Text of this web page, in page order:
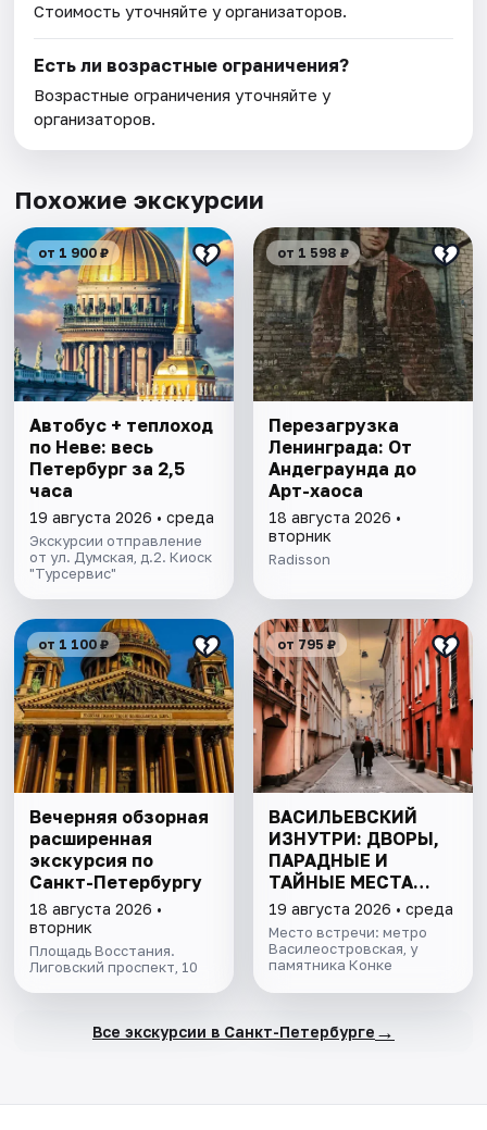
Стоимость уточняйте у организаторов.
Есть ли возрастные ограничения?
Возрастные ограничения уточняйте у
организаторов.
Похожие экскурсии
от 1 900 ₽
Автобус + теплоход
по Неве: весь
Петербург за 2,5
часа
19 августа 2026 • среда
Экскурсии отправление
от ул. Думская, д.2. Киоск
"Турсервис"
от 1 598 ₽
Перезагрузка
Ленинграда: От
Андеграунда до
Арт-хаоса
18 августа 2026 •
вторник
Radisson
от 1 100 ₽
Вечерняя обзорная
расширенная
экскурсия по
Санкт-Петербургу
18 августа 2026 •
вторник
Площадь Восстания.
Лиговский проспект, 10
от 795 ₽
ВАСИЛЬЕВСКИЙ
ИЗНУТРИ: ДВОРЫ,
ПАРАДНЫЕ И
ТАЙНЫЕ МЕСТА
ОСТРОВА
19 августа 2026 • среда
Место встречи: метро
Василеостровская, у
памятника Конке
Все экскурсии в Санкт-Петербурге →